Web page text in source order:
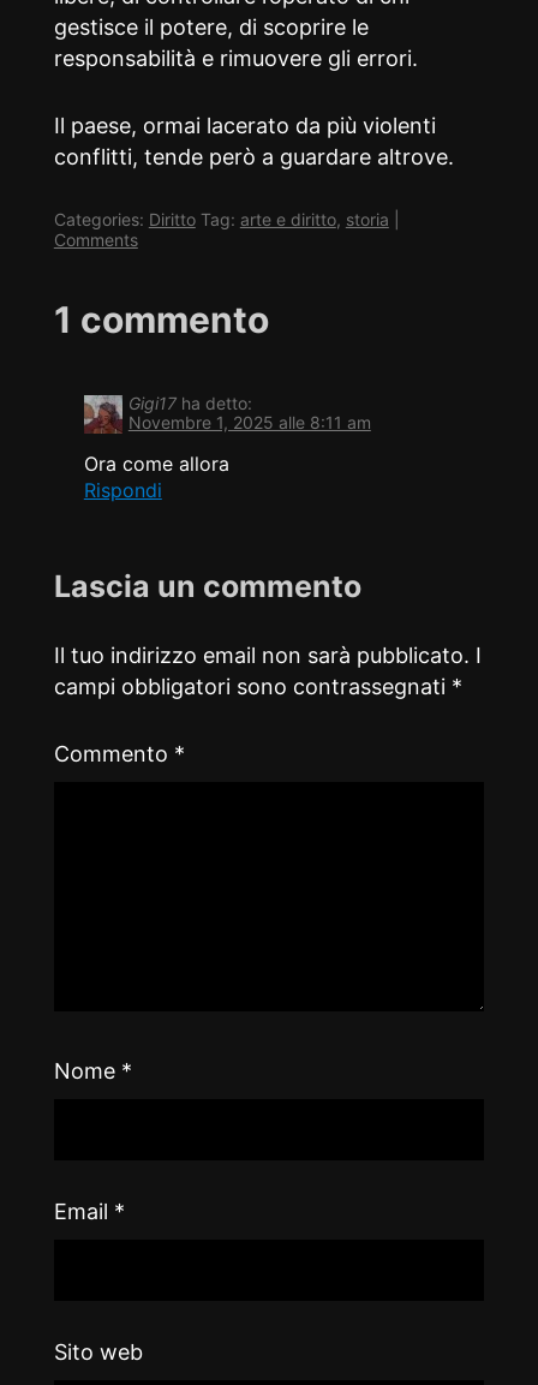
gestisce il potere, di scoprire le
responsabilità e rimuovere gli errori.
Il paese, ormai lacerato da più violenti
conflitti, tende però a guardare altrove.
Categories: Diritto Tag: arte e diritto, storia
Comments
1 commento
Gigi17 ha detto:
Novembre 1, 2025 alle 8:11 am
Ora come allora
Rispondi
Lascia un commento
Il tuo indirizzo email non sarà pubblicato. I
campi obbligatori sono contrassegnati *
Commento *
Nome *
Email *
Sito web